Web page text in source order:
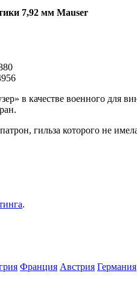
7,92 мм Mauser
в качестве военного для
гильза которого не
.
Франция Австрия Германия